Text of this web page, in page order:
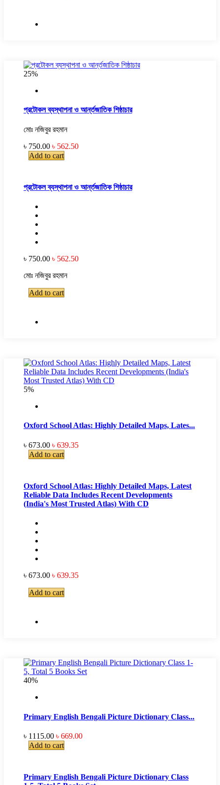
25%
প্রটোকল ব্যস্থাপনা ও আর্ন্তজাতিক শিষ্ঠাচার
মোঃ নজিবুর রহমান
৳ 750.00 ৳ 562.50
Add to cart
প্রটোকল ব্যস্থাপনা ও আর্ন্তজাতিক শিষ্ঠাচার
৳ 750.00 ৳ 562.50
মোঃ নজিবুর রহমান
Add to cart
5%
Oxford School Atlas: Highly Detailed Maps, Lates...
৳ 673.00 ৳ 639.35
Add to cart
Oxford School Atlas: Highly Detailed Maps, Latest
Reliable Data Includes Recent Developments
(India's Most Trusted Atlas) With CD
৳ 673.00 ৳ 639.35
Add to cart
40%
Primary English Bengali Picture Dictionary Class...
৳ 1115.00 ৳ 669.00
Add to cart
Primary English Bengali Picture Dictionary Class